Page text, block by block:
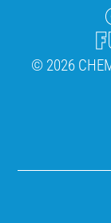
© 2026